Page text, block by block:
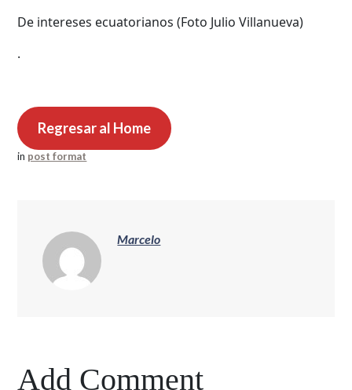
De intereses ecuatorianos (Foto Julio Villanueva)
.
Regresar al Home
in post format
Marcelo
Add Comment